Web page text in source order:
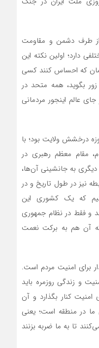
تحمیلی ۱۲ روزه از طرف دشمن و مقاومت
دارد؛ اولین نکته این
که احساس کنند کسی
بگوید، همه متحد در
عالم اینجور مردمانی
نقطه قوت ما در جنگ ۱۲ روزه درخشش ولایت بود؛ با
مقام معظم رهبری در
دیگری به جانشینی آن‌ها،
نیز در طول تاریخ و در
که یک کشوری این
و فقط در نظام جمهوری
که آن هم به برکت نعمت
برای امنیت مردم است.
و زندگی روزمره باید
کنار بگذارد و آن
ما در منطقه است؛ یعنی
تا به ما ضربه بزنند